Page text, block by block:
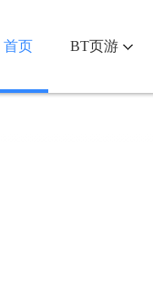
首页 BT页游